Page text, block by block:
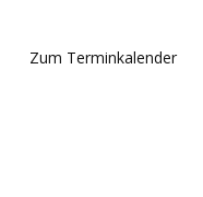
Zum Terminkalender